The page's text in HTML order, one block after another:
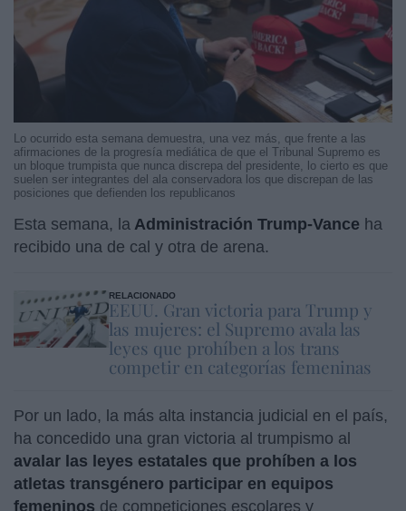
Lo ocurrido esta semana demuestra, una vez más, que frente a las
afirmaciones de la progresía mediática de que el Tribunal Supremo es
un bloque trumpista que nunca discrepa del presidente, lo cierto es que
suelen ser integrantes del ala conservadora los que discrepan de las
posiciones que defienden los republicanos
Esta semana, la Administración Trump-Vance ha
recibido una de cal y otra de arena.
RELACIONADO
EEUU. Gran victoria para Trump y
las mujeres: el Supremo avala las
leyes que prohíben a los trans
competir en categorías femeninas
Por un lado, la más alta instancia judicial en el país,
ha concedido una gran victoria al trumpismo al
avalar las leyes estatales que prohíben a los
atletas transgénero participar en equipos
femeninos de competiciones escolares y